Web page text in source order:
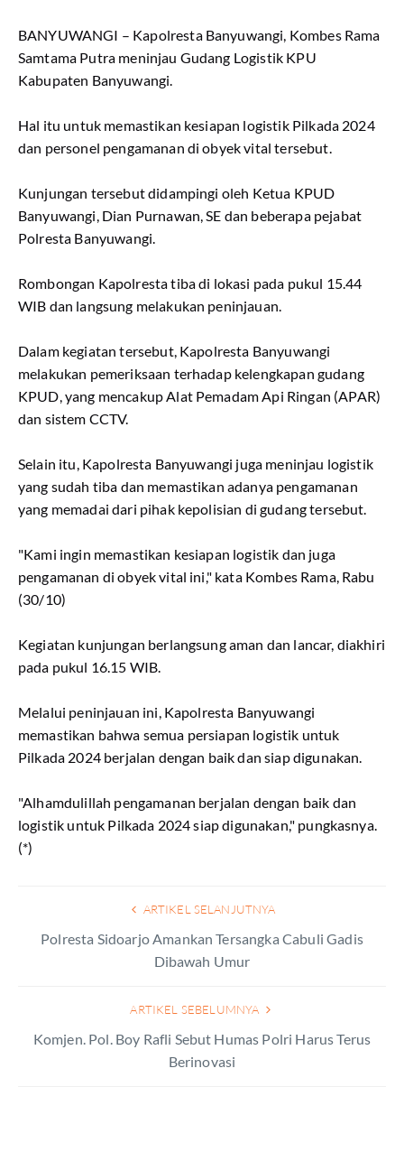
BANYUWANGI – Kapolresta Banyuwangi, Kombes Rama
Samtama Putra meninjau Gudang Logistik KPU
Kabupaten Banyuwangi.
Hal itu untuk memastikan kesiapan logistik Pilkada 2024
dan personel pengamanan di obyek vital tersebut.
Kunjungan tersebut didampingi oleh Ketua KPUD
Banyuwangi, Dian Purnawan, SE dan beberapa pejabat
Polresta Banyuwangi.
Rombongan Kapolresta tiba di lokasi pada pukul 15.44
WIB dan langsung melakukan peninjauan.
Dalam kegiatan tersebut, Kapolresta Banyuwangi
melakukan pemeriksaan terhadap kelengkapan gudang
KPUD, yang mencakup Alat Pemadam Api Ringan (APAR)
dan sistem CCTV.
Selain itu, Kapolresta Banyuwangi juga meninjau logistik
yang sudah tiba dan memastikan adanya pengamanan
yang memadai dari pihak kepolisian di gudang tersebut.
"Kami ingin memastikan kesiapan logistik dan juga
pengamanan di obyek vital ini," kata Kombes Rama, Rabu
(30/10)
Kegiatan kunjungan berlangsung aman dan lancar, diakhiri
pada pukul 16.15 WIB.
Melalui peninjauan ini, Kapolresta Banyuwangi
memastikan bahwa semua persiapan logistik untuk
Pilkada 2024 berjalan dengan baik dan siap digunakan.
"Alhamdulillah pengamanan berjalan dengan baik dan
logistik untuk Pilkada 2024 siap digunakan," pungkasnya.
(*)
ARTIKEL SELANJUTNYA
Polresta Sidoarjo Amankan Tersangka Cabuli Gadis
Dibawah Umur
ARTIKEL SEBELUMNYA
Komjen. Pol. Boy Rafli Sebut Humas Polri Harus Terus
Berinovasi